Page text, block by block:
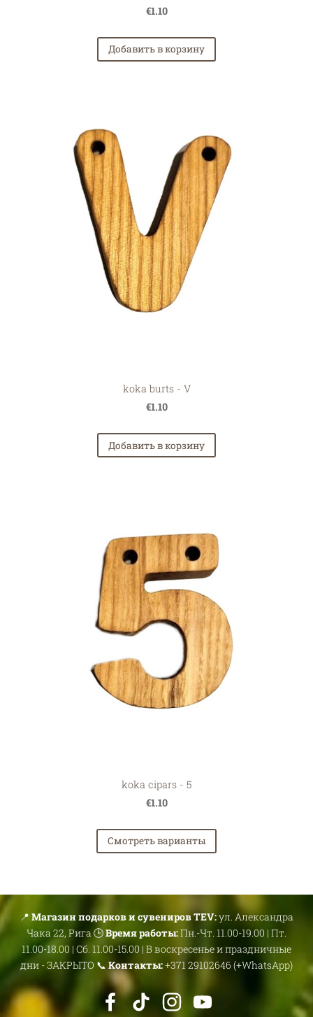
€1.10
Добавить в корзину
koka burts - V
€1.10
Добавить в корзину
koka cipars - 5
€1.10
Смотреть варианты
📍 Магазин подарков и сувениров TEV:ул. Александра
Чака 22, Рига 🕒Время работы:Пн.-Чт. 11.00-19.00 | Пт.
11.00-18.00 | Сб. 11.00-15.00 | В воскресенье и праздничные
дни - ЗАКРЫТО 📞 Контакты:+371 29102646 (+WhatsApp)